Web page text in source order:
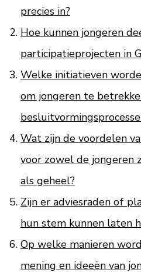
precies in?
Hoe kunnen jongeren
participatieprojecten in
Welke initiatieven
om jongeren te
Wat zijn de voordelen
voor zowel de jongeren
als geheel?
Zijn er adviesraden of
hun stem kunnen laten
Op welke manieren
mening en ideeën van